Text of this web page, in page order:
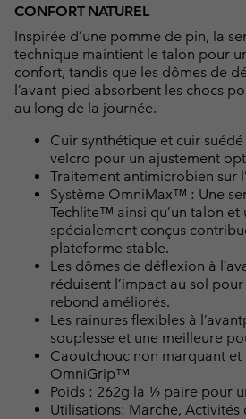
CONFORT NATUREL
Inspirée d’une pomme de pin, la
technique maintient le talon pour
confort, tandis que les dômes de
l’avant-pied absorbent les chocs
au long de la journée.
Cuir synthétique et cuir
velcro pour un ajustement
Traitement antimicrobien sur
Système OmniMax™ : Une
Techlite™ ainsi qu’un talon
spécialement conçus
plateforme stable.
Les dômes de déflexion à
réduisent l’impact au sol
rebond améliorés.
Les rainures flexibles à
souplesse et une meilleure
Caoutchouc non marquant et
OmniGrip™
Poids : 262g la ½ paire pour
Utilisations: Marche, Activités